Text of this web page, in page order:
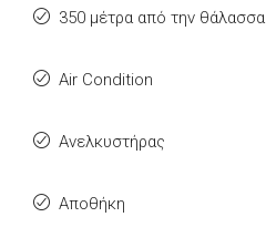
350 μέτρα από την θάλασσα
Air Condition
Ανελκυστήρας
Αποθήκη